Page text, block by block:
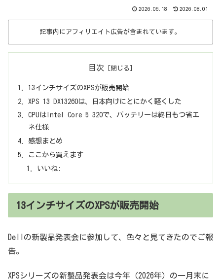
2026.06.18 2026.08.01
記事内にアフィリエイト広告が含まれています。
目次
13インチサイズのXPSが販売開始
XPS 13 DX13260は、日本向けにとにかく軽くした
CPUはIntel Core 5 320で、バッテリーは終日もつ省エ
ネ仕様
感想まとめ
ここから買えます
いいね:
13インチサイズのXPSが販売開始
Dellの新製品発表会に参加して、色々と見てきたのでご報
告。
XPSシリーズの新製品発表会は今年（2026年）の一月末に